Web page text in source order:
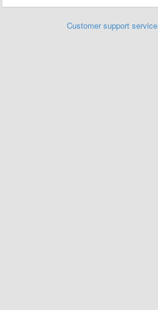
Customer support service